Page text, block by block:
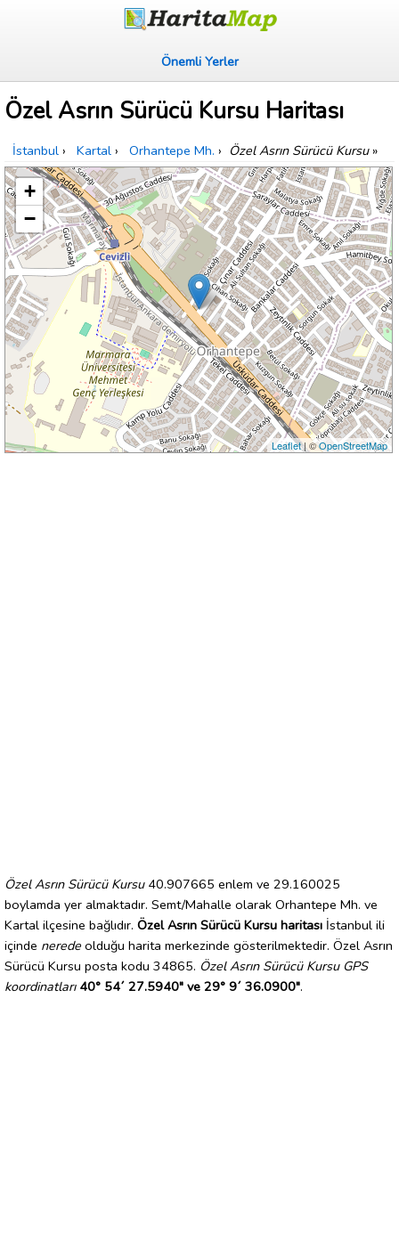
Önemli Yerler
Özel Asrın Sürücü Kursu Haritası
İstanbul › Kartal › Orhantepe Mh. › Özel Asrın Sürücü Kursu»
+
−
Leaflet| ©OpenStreetMap
Özel Asrın Sürücü Kursu40.907665 enlem ve 29.160025
boylamda yer almaktadır. Semt/Mahalle olarak Orhantepe Mh. ve
Kartal ilçesine bağlıdır. Özel Asrın Sürücü Kursu haritası İstanbul ili
içinde nerede olduğu harita merkezinde gösterilmektedir. Özel Asrın
Sürücü Kursu posta kodu 34865. Özel Asrın Sürücü Kursu GPS
koordinatları 40° 54´ 27.5940" ve 29° 9´ 36.0900".